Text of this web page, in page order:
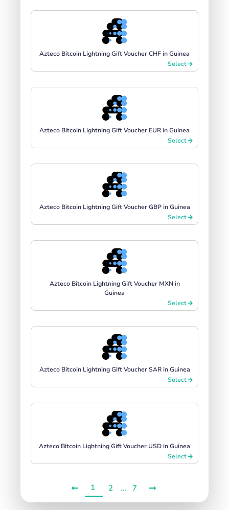
Azteco Bitcoin Lightning Gift Voucher CHF in Guinea
Select
Azteco Bitcoin Lightning Gift Voucher EUR in Guinea
Select
Azteco Bitcoin Lightning Gift Voucher GBP in Guinea
Select
Azteco Bitcoin Lightning Gift Voucher MXN in
Guinea
Select
Azteco Bitcoin Lightning Gift Voucher SAR in Guinea
Select
Azteco Bitcoin Lightning Gift Voucher USD in Guinea
Select
1 2 ... 7